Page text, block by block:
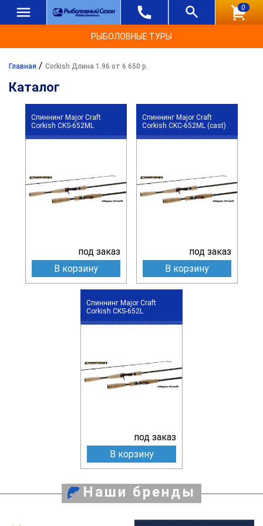
0
РЫБОЛОВНЫЕ ТУРЫ
Главная / Corkish Длина 1.96 от 6 650 р.
Каталог
Спиннинг Major Craft
Corkish CKS-652ML
под заказ
В корзину
Спиннинг Major Craft
Corkish CKC-652ML (cast)
под заказ
В корзину
Спиннинг Major Craft
Corkish CKS-652L
под заказ
В корзину
Наши бренды